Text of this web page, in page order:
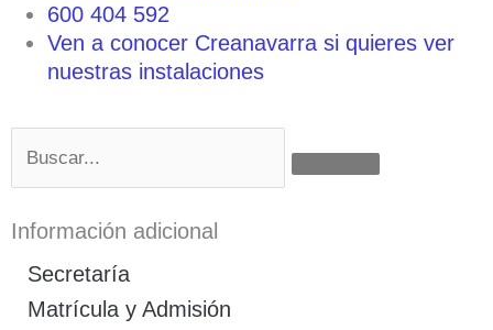
600 404 592
Ven a conocer Creanavarra si quieres ver
nuestras instalaciones
Información adicional
Secretaría
Matrícula y Admisión